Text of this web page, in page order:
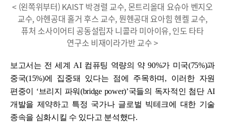
< (왼쪽위부터) KAIST 박경렬 교수, 몬트리올대 요슈아 벤지오
교수, 아헨공대 홀거 후스 교수, 뭔헨공대 요아힘 헨켈 교수,
퓨처 소사이어티 공동설립자 니콜라 미아이유, 인도 타타
연구소 비재이라가반 교수 >
보고서는 전 세계 AI 컴퓨팅 역량의 약 90%가 미국(75%)과
중국(15%)에 집중돼 있다는 점에 주목하며, 이러한 자원
편중이 ‘브리지 파워(bridge power)’국들의 독자적인 첨단 AI
개발을 제약하고 특정 국가나 글로벌 빅테크에 대한 기술
종속을 심화시킬 수 있다고 분석했다.